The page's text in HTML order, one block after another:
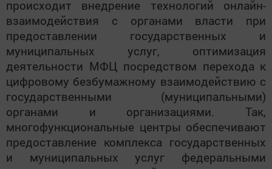
происходит внедрение технологий онлайн-
взаимодействия с органами власти при
предоставлении государственных и
муниципальных услуг, оптимизация
деятельности МФЦ посредством перехода к
цифровому безбумажному взаимодействию с
государственными (муниципальными)
органами и организациями. Так,
многофункциональные центры обеспечивают
предоставление комплекса государственных
и муниципальных услуг федеральными